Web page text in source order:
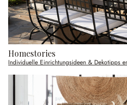
Homestories
Individuelle Einrichtungsideen & Dekotipps